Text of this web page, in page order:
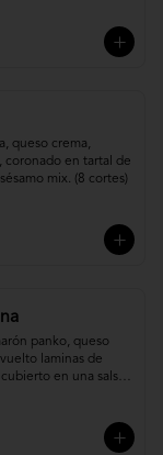
queso crema,
coronado en tartal de
mix. (8 cortes)
panko, queso
laminas de
en una salsa